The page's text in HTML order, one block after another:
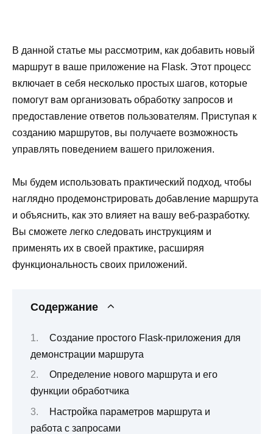
В данной статье мы рассмотрим, как добавить новый
маршрут в ваше приложение на Flask. Этот процесс
включает в себя несколько простых шагов, которые
помогут вам организовать обработку запросов и
предоставление ответов пользователям. Приступая к
созданию маршрутов, вы получаете возможность
управлять поведением вашего приложения.
Мы будем использовать практический подход, чтобы
наглядно продемонстрировать добавление маршрута
и объяснить, как это влияет на вашу веб-разработку.
Вы сможете легко следовать инструкциям и
применять их в своей практике, расширяя
функциональность своих приложений.
Содержание
Создание простого Flask-приложения для
демонстрации маршрута
Определение нового маршрута и его
функции обработчика
Настройка параметров маршрута и
работа с запросами